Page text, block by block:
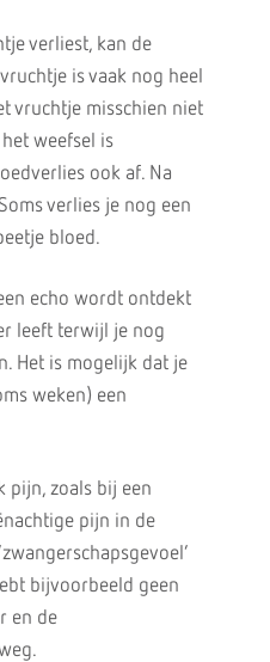
verliest, kan de
is vaak nog heel
vruchtje misschien niet
weefsel is
ook af. Na
verlies je nog een
bloed.
echo wordt ontdekt
leeft terwijl je nog
Het is mogelijk dat je
weken) een
pijn, zoals bij een
pijn in de
bijvoorbeeld geen
en de